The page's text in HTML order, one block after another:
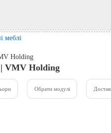
меблі
Holding
| VMV Holding
Обрати модулі